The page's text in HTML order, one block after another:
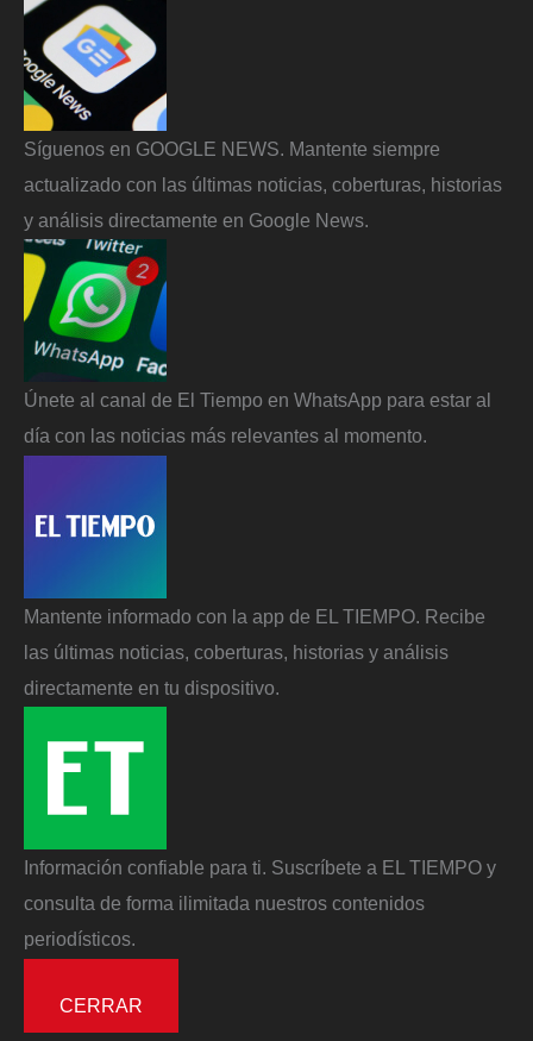
Síguenos en GOOGLE NEWS. Mantente siempre
actualizado con las últimas noticias, coberturas, historias
y análisis directamente en Google News.
Únete al canal de El Tiempo en WhatsApp para estar al
día con las noticias más relevantes al momento.
Mantente informado con la app de EL TIEMPO. Recibe
las últimas noticias, coberturas, historias y análisis
directamente en tu dispositivo.
Información confiable para ti. Suscríbete a EL TIEMPO y
consulta de forma ilimitada nuestros contenidos
periodísticos.
CERRAR